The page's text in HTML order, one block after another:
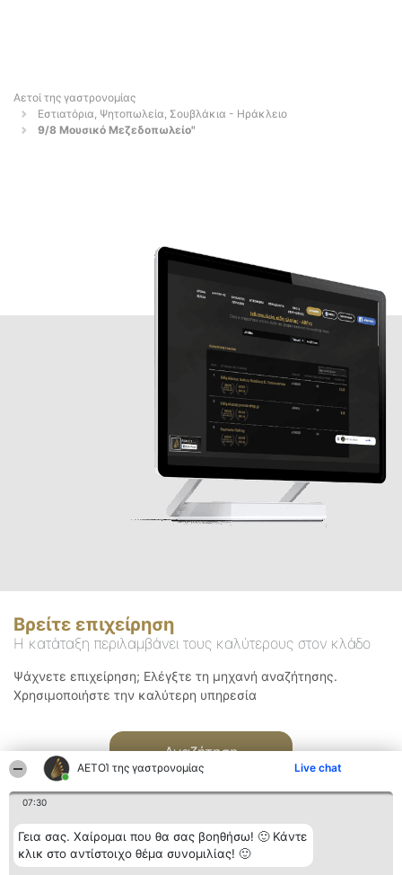
ΑΕΤΟΊ της γαστρονομίας Live chat
07:30
Γεια σας. Χαίρομαι που θα σας βοηθήσω! 🙂 Κάντε
κλικ στο αντίστοιχο θέμα συνομιλίας! 🙂
Αετοί της γαστρονομίας
Εστιατόρια, Ψητοπωλεία, Σουβλάκια - Ηράκλειο
9/8 Μουσικό Μεζεδοπωλείο"
Βρείτε επιχείρηση
Η κατάταξη περιλαμβάνει τους καλύτερους στον κλάδο
Ψάχνετε επιχείρηση; Ελέγξτε τη μηχανή αναζήτησης.
Χρησιμοποιήστε την καλύτερη υπηρεσία
Αναζήτηση